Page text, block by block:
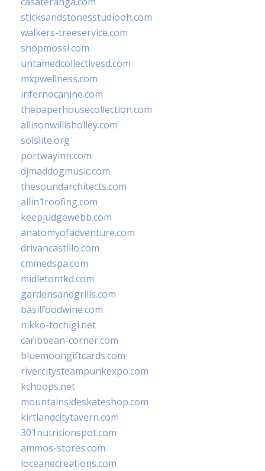
sticksandstonesstudiooh.com
walkers-treeservice.com
shopmossi.com
untamedcollectivesd.com
mxpwellness.com
infernocanine.com
thepaperhousecollection.com
allisonwillisholley.com
solslite.org
portwayinn.com
djmaddogmusic.com
thesoundarchitects.com
allin1roofing.com
keepjudgewebb.com
anatomyofadventure.com
drivancastillo.com
cmmedspa.com
midletontkd.com
gardensandgrills.com
basilfoodwine.com
nikko-tochigi.net
caribbean-corner.com
bluemoongiftcards.com
rivercitysteampunkexpo.com
kchoops.net
mountainsideskateshop.com
kirtlandcitytavern.com
301nutritionspot.com
ammos-stores.com
loceanecreations.com